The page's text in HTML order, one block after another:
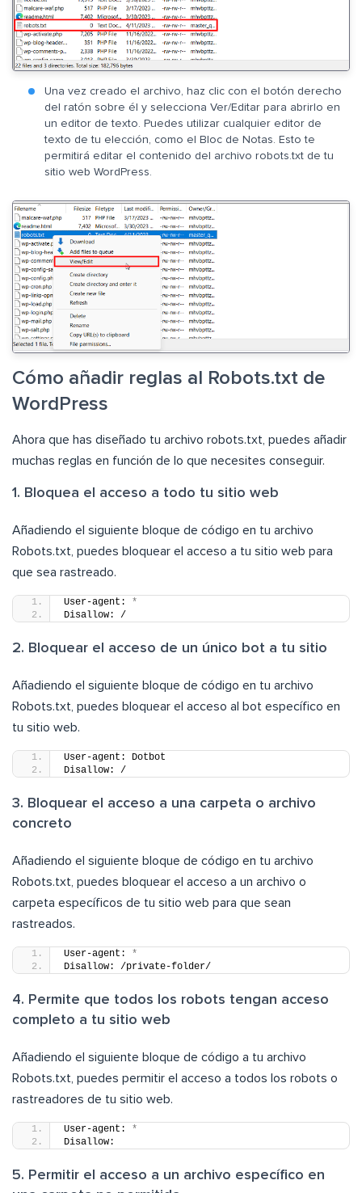
Una vez creado el archivo, haz clic con el botón derecho
del ratón sobre él y selecciona Ver/Editar para abrirlo en
un editor de texto. Puedes utilizar cualquier editor de
texto de tu elección, como el Bloc de Notas. Esto te
permitirá editar el contenido del archivo robots.txt de tu
sitio web WordPress.
Cómo añadir reglas al Robots.txt de
WordPress
Ahora que has diseñado tu archivo robots.txt, puedes añadir
muchas reglas en función de lo que necesites conseguir.
1. Bloquea el acceso a todo tu sitio web
Añadiendo el siguiente bloque de código en tu archivo
Robots.txt, puedes bloquear el acceso a tu sitio web para
que sea rastreado.
User-agent: *
Disallow: /
2. Bloquear el acceso de un único bot a tu sitio
Añadiendo el siguiente bloque de código en tu archivo
Robots.txt, puedes bloquear el acceso al bot específico en
tu sitio web.
User-agent: Dotbot
Disallow: /
3. Bloquear el acceso a una carpeta o archivo
concreto
Añadiendo el siguiente bloque de código en tu archivo
Robots.txt, puedes bloquear el acceso a un archivo o
carpeta específicos de tu sitio web para que sean
rastreados.
User-agent: *
Disallow: /private-folder/
4. Permite que todos los robots tengan acceso
completo a tu sitio web
Añadiendo el siguiente bloque de código a tu archivo
Robots.txt, puedes permitir el acceso a todos los robots o
rastreadores de tu sitio web.
User-agent: *
Disallow:
5. Permitir el acceso a un archivo específico en